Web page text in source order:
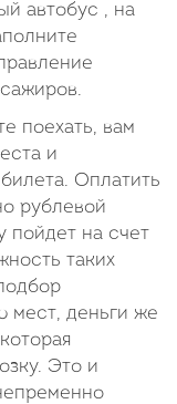
автобус , на
поехать, вам
и
Оплатить
рублевой
пойдет на счет
таких
мест, деньги же
Это и